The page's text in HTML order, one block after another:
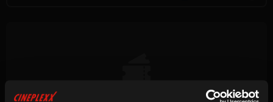
Keine Vorstellungen verfügbar